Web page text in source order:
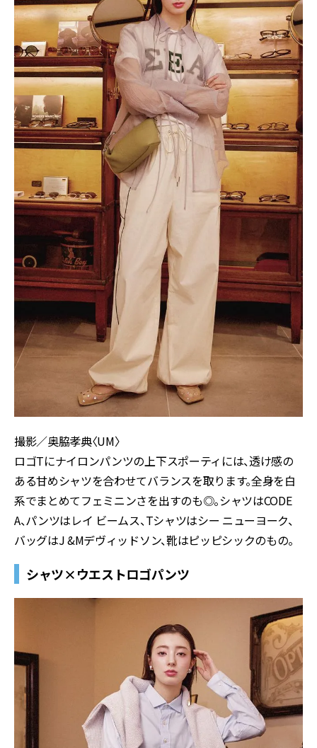
撮影／奥脇孝典〈UM〉
ロゴTにナイロンパンツの上下スポーティには、透け感の
ある甘めシャツを合わせてバランスを取ります。全身を白
系でまとめてフェミニンさを出すのも◎。シャツはCODE
A、パンツはレイ ビームス、Tシャツはシー ニューヨーク、
バッグはJ &Mデヴィッドソン、靴はピッピシックのもの。
シャツ×ウエストロゴパンツ